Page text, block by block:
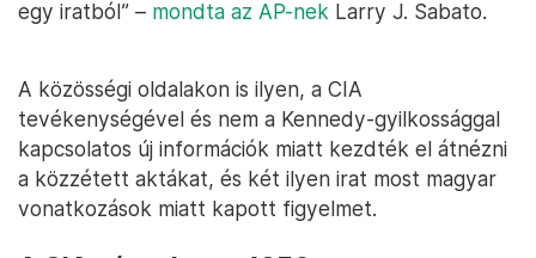
egy iratból” – mondta az AP-nek Larry J. Sabato.
A közösségi oldalakon is ilyen, a CIA
tevékenységével és nem a Kennedy-gyilkossággal
kapcsolatos új információk miatt kezdték el átnézni
a közzétett aktákat, és két ilyen irat most magyar
vonatkozások miatt kapott figyelmet.